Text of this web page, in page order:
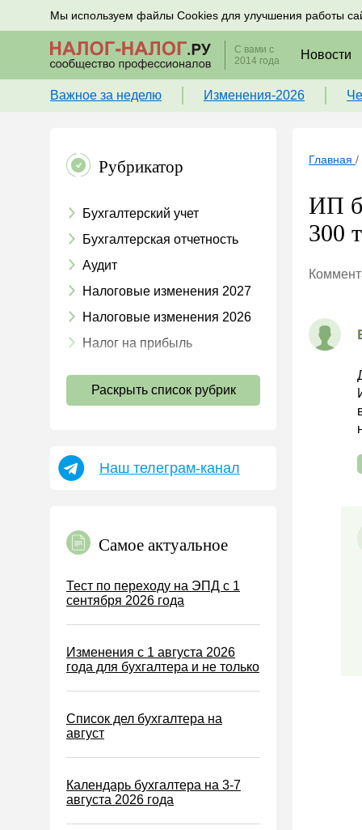
Мы используем файлы Cookies для улучшения работы
Подписывайтесь на новости по налогам, учету и
С вами с
2014 года
Новости
Важное за неделю Изменения-2026
Рубрикатор
Бухгалтерский учет
Бухгалтерская отчетность
Аудит
Налоговые изменения 2027
Налоговые изменения 2026
Налог на прибыль
Страховые взносы 2026
УСН
Земельный налог
Налог на рекламу
Торговый сбор
Туристический налог
Водный налог
Экологический налог
Налог на игорный бизнес
Акцизы
Раскрыть список рубрик
Наш телеграм-канал
Самое актуальное
Тест по переходу на ЭПД с 1
сентября 2026 года
Изменения с 1 августа 2026
года для бухгалтера и не только
Список дел бухгалтера на
август
Календарь бухгалтера на 3-7
августа 2026 года
Главная /
ИП
300